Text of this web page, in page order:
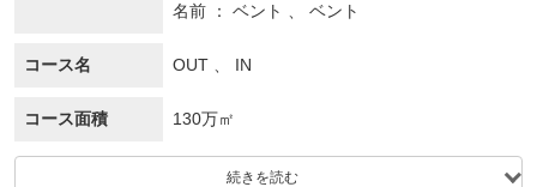
名前
ベント 、 ベント
コース名 OUT 、 IN
コース面積 130万㎡
続きを読む